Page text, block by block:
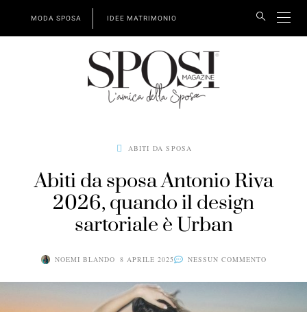
MODA SPOSA IDEE MATRIMONIO
ABITI DA SPOSA
Abiti da sposa Antonio Riva
2026, quando il design
sartoriale è Urban
NOEMI BLANDO 8 APRILE 2025 NESSUN COMMENTO